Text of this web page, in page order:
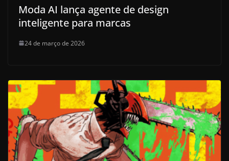
Moda AI lança agente de design
inteligente para marcas
24 de março de 2026